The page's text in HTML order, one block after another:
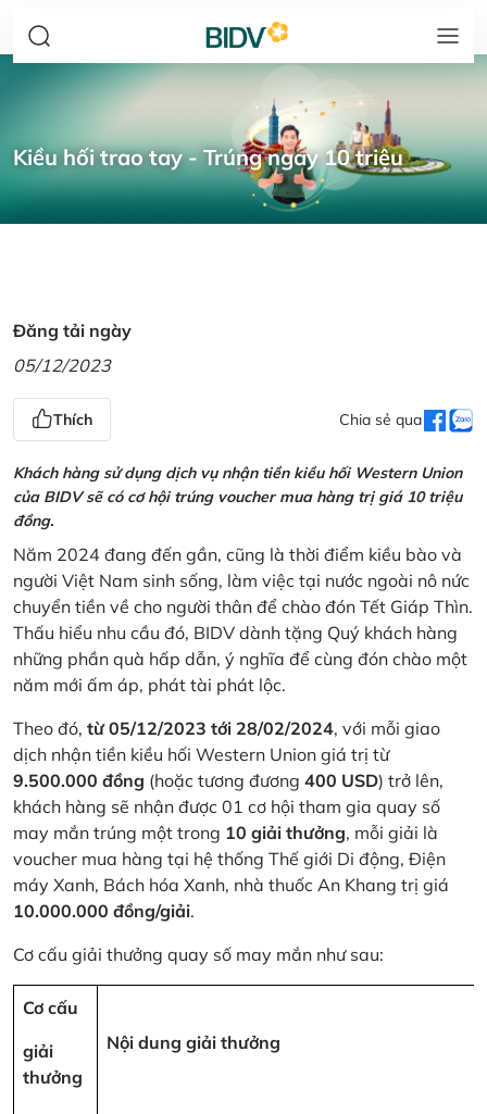
Kiều hối trao tay - Trúng ngay 10 triệu
Đăng tải ngày
05/12/2023
Thích Chia sẻ qua
Khách hàng sử dụng dịch vụ nhận tiền kiều hối Western Union
của BIDV sẽ có cơ hội trúng voucher mua hàng trị giá 10 triệu
đồng.
Năm 2024 đang đến gần, cũng là thời điểm kiều bào và
người Việt Nam sinh sống, làm việc tại nước ngoài nô nức
chuyển tiền về cho người thân để chào đón Tết Giáp Thìn.
Thấu hiểu nhu cầu đó, BIDV dành tặng Quý khách hàng
những phần quà hấp dẫn, ý nghĩa để cùng đón chào một
năm mới ấm áp, phát tài phát lộc.
Theo đó, từ 05/12/2023 tới 28/02/2024, với mỗi giao
dịch nhận tiền kiều hối Western Union giá trị từ
9.500.000 đồng (hoặc tương đương 400 USD) trở lên,
khách hàng sẽ nhận được 01 cơ hội tham gia quay số
may mắn trúng một trong 10 giải thưởng, mỗi giải là
voucher mua hàng tại hệ thống Thế giới Di động, Điện
máy Xanh, Bách hóa Xanh, nhà thuốc An Khang trị giá
10.000.000 đồng/giải.
Cơ cấu giải thưởng quay số may mắn như sau:
Cơ cấu
giải
thưởng
Nội dung giải thưởng